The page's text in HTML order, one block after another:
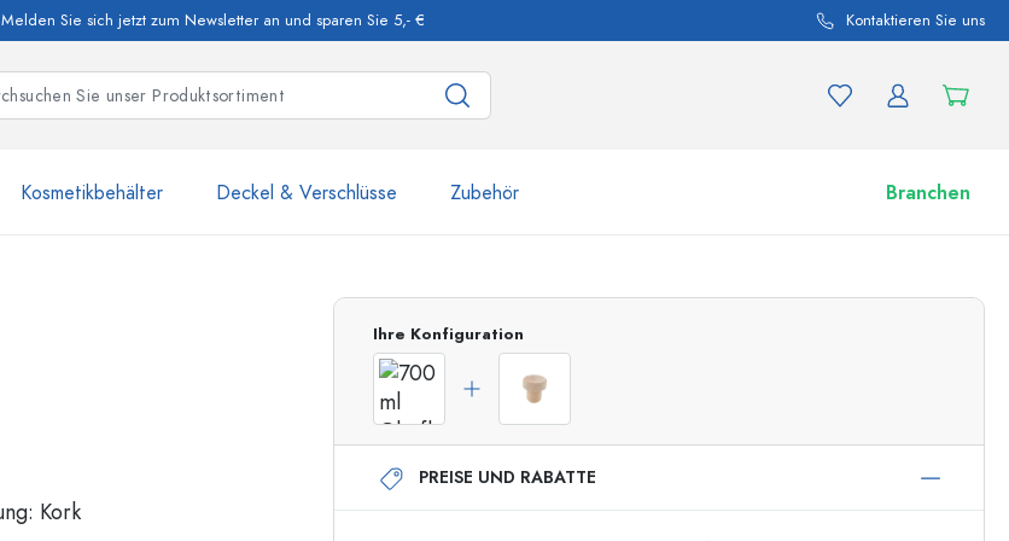
Melden Sie sich jetzt zum Newsletter an und sparen Sie 5,- € Kontaktieren Sie uns
Kosmetikbehälter Deckel & Verschlüsse Zubehör Branchen
500 ml Flaschen
750 ml Flaschen
1000 ml Flaschen
Zu den Gläsern
Ihre Konfiguration
PREISE UND RABATTE